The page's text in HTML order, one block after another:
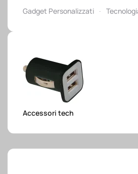
Gadget Personalizzati
Accessori tech